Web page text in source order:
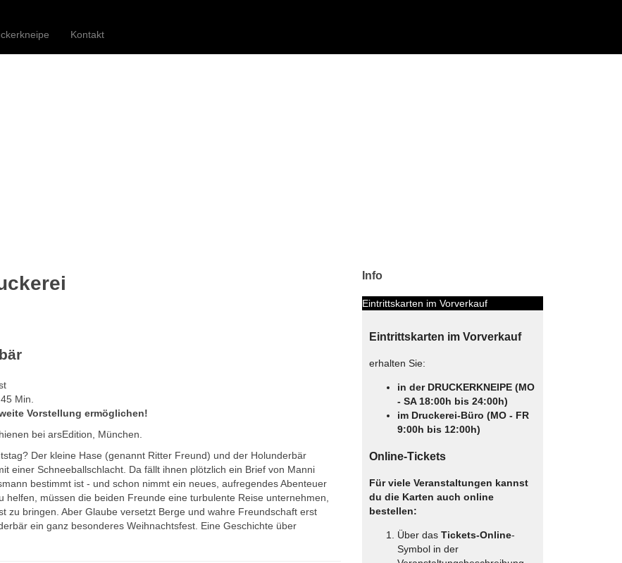
Kontakt
Min.
Vorstellung ermöglichen!
bei arsEdition, München.
Der kleine Hase (genannt Ritter Freund) und der Holunderbär
einer Schneeballschlacht. Da fällt ihnen plötzlich ein Brief von Manni
bestimmt ist - und schon nimmt ein neues, aufregendes Abenteuer
müssen die beiden Freunde eine turbulente Reise unternehmen,
zu bringen. Aber Glaube versetzt Berge und wahre Freundschaft erst
ein ganz besonderes Weihnachtsfest. Eine Geschichte über
Info
Eintrittskarten im Vorverkauf
Eintrittskarten im Vorverkauf
erhalten Sie:
in der DRUCKERKNEIPE (MO
- SA 18:00h bis 24:00h)
im Druckerei-Büro (MO - FR
9:00h bis 12:00h)
Online-Tickets
Für viele Veranstaltungen kannst
du die Karten auch online
bestellen:
Über das Tickets-Online-
Symbol in der